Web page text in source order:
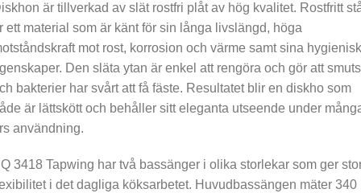
är tillverkad av slät rostfri plåt av hög kvalitet. Rostfritt
ett material som är känt för sin långa livslängd, höga
mot rost, korrosion och värme samt sina
Den släta ytan är enkel att rengöra och gör att smuts
bakterier har svårt att få fäste. Resultatet blir en diskho som
är lättskött och behåller sitt eleganta utseende under
användning.
3418 Tapwing har två bassänger i olika storlekar som ger
i det dagliga köksarbetet. Huvudbassängen mäter 340